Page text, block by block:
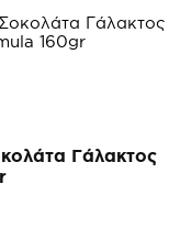
Γάλακτος